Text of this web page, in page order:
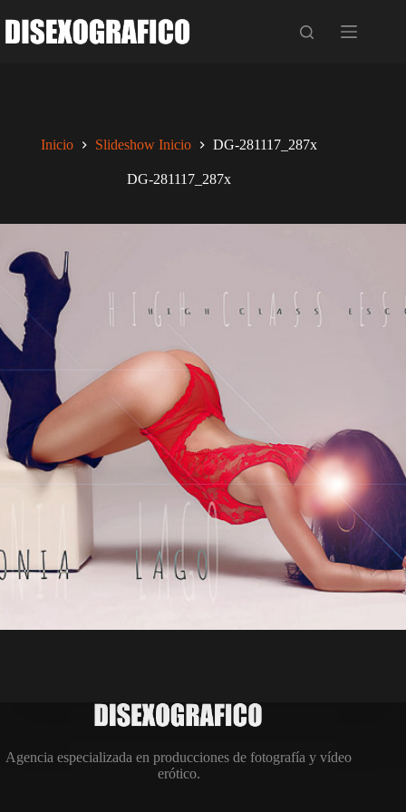
al
contenido
Inicio Slideshow Inicio DG-281117_287x
DG-281117_287x
Agencia especializada en producciones de fotografía y vídeo
erótico.